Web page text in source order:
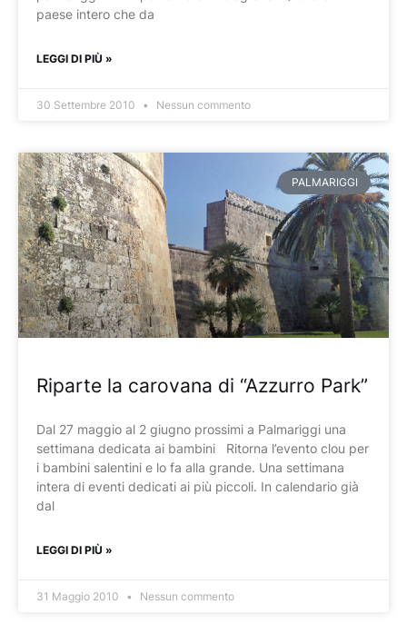
paese intero che da
LEGGI DI PIÙ »
30 Settembre 2010 Nessun commento
PALMARIGGI
Riparte la carovana di “Azzurro Park”
Dal 27 maggio al 2 giugno prossimi a Palmariggi una
settimana dedicata ai bambini Ritorna l’evento clou per
i bambini salentini e lo fa alla grande. Una settimana
intera di eventi dedicati ai più piccoli. In calendario già
dal
LEGGI DI PIÙ »
31 Maggio 2010 Nessun commento